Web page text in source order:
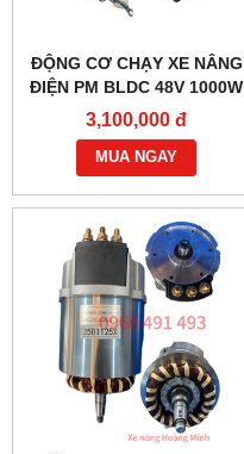
ĐỘNG CƠ CHẠY XE NÂNG
ĐIỆN PM BLDC 48V 1000W
– HIỆU SUẤT CAO
3,100,000 đ
MUA NGAY